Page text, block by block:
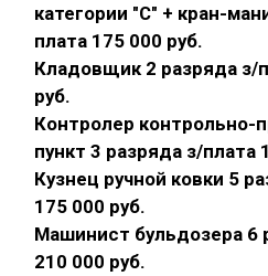
категории "С" + кран-
плата 175 000 руб.
Кладовщик 2 разряда з/
руб.
Контролер контрольно-
пункт 3 разряда з/плата
Кузнец ручной ковки 5
175 000 руб.
Машинист бульдозера 6
210 000 руб.